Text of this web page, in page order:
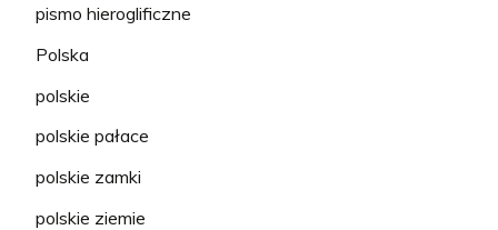
pismo hieroglificzne
Polska
polskie
polskie pałace
polskie zamki
polskie ziemie